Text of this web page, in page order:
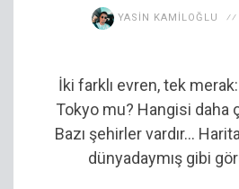
YASIN KAMILOĞLU
İki farklı evren, tek
Tokyo mu? Hangisi daha
Bazı şehirler vardır…
dünyadaymış gibi